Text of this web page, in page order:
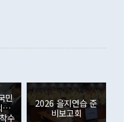
정에 플러스냐, 결론적
'4자 회담'에 대해 "이상
제포럼(EEF)'을 언급하
한 데 대해서도 조 장관
도가 나가지 않았다"고
정부 내 조율을 거치지
서 4억4000만달러 적자
32억7000만달러 흑자
기저효과로 배당지급이
다. 직접투자에서는 내국
투자가 46억3000만달러
식 매도세가 이어졌다. 외
으로 316억1000만달러
민
…
수
2026 을지연습 준
비보고회